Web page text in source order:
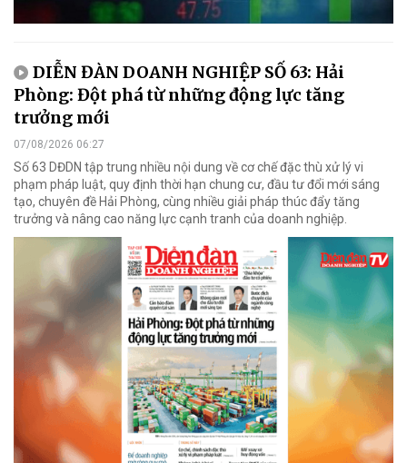
DIỄN ĐÀN DOANH NGHIỆP SỐ 63: Hải
Phòng: Đột phá từ những động lực tăng
trưởng mới
07/08/2026 06:27
Số 63 DĐDN tập trung nhiều nội dung về cơ chế đặc thù xử lý vi
phạm pháp luật, quy định thời hạn chung cư, đầu tư đổi mới sáng
tạo, chuyên đề Hải Phòng, cùng nhiều giải pháp thúc đẩy tăng
trưởng và nâng cao năng lực cạnh tranh của doanh nghiệp.